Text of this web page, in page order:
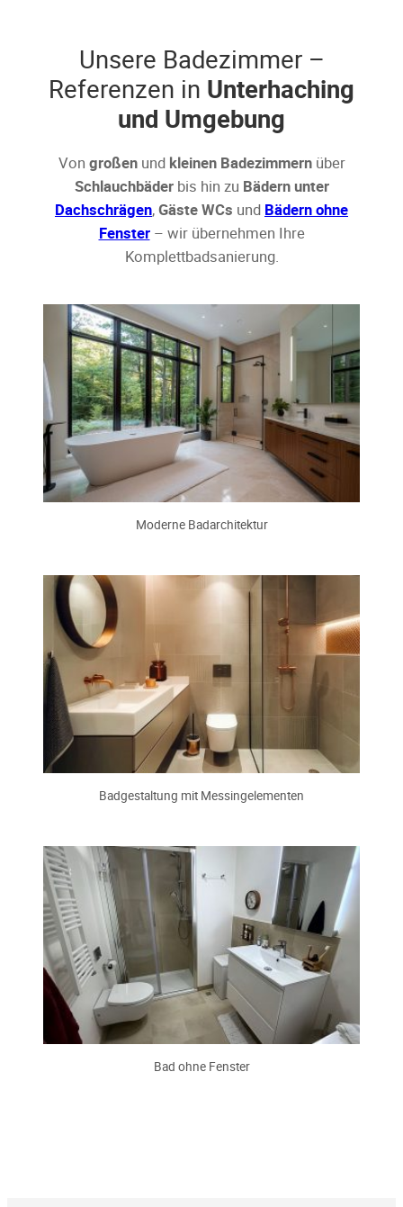
Unsere Badezimmer –
Referenzen in Unterhaching
und Umgebung
Von großenund kleinen Badezimmernüber
Schlauchbäderbis hin zu Bädern unter
Dachschrägen,Gäste WCs und Bädern ohne
Fenster– wir übernehmen Ihre
Komplettbadsanierung.
Moderne Badarchitektur
Badgestaltung mit Messingelementen
Bad ohne Fenster